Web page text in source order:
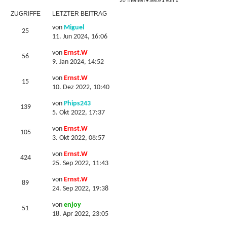
ZUGRIFFE LETZTER BEITRAG
25 von Miguel
11. Jun 2024, 16:06
56 von Ernst.W
9. Jan 2024, 14:52
15 von Ernst.W
10. Dez 2022, 10:40
139 von Phips243
5. Okt 2022, 17:37
105 von Ernst.W
3. Okt 2022, 08:57
424 von Ernst.W
25. Sep 2022, 11:43
89 von Ernst.W
24. Sep 2022, 19:38
51 von enjoy
18. Apr 2022, 23:05